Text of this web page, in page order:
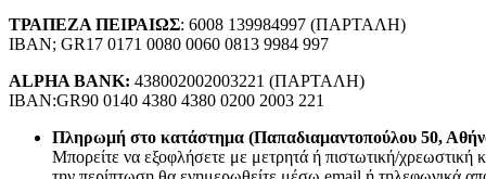
Φωτογραφικά
Ηχοσυστήματα Αυτοκινήτου
Σταθερή Τηλεφωνία
Ασύρματες Συσκευές
Ακουστικά σταθερής τηλεφωνίας
ΤΡΑΠΕΖΑ ΠΕΙΡΑΙΩΣ: 6008 139984997 (ΠΑΡΤΑΛΗ)
IBAN; GR17 0171 0080 0060 0813 9984 997
ALPHA BANK: 438002002003221 (ΠΑΡΤΑΛΗ)
IBAN:GR90 0140 4380 4380 0200 2003 221
Πληρωμή στο κατάστημα (Παπαδιαμαντοπούλου 50,
Μπορείτε να εξοφλήσετε με μετρητά ή πιστωτική/